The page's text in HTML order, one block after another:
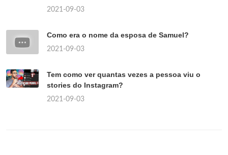
2021-09-03
Como era o nome da esposa de Samuel?
2021-09-03
Tem como ver quantas vezes a pessoa viu o
stories do Instagram?
2021-09-03